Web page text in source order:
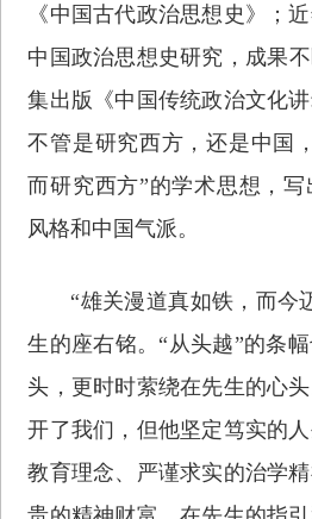
《中国古代政治思想史》；
中国政治思想史研究，成果
集出版《中国传统政治文化
不管是研究西方，还是中国
而研究西方”的学术思想，
风格和中国气派。
“雄关漫道真如铁，而今
生的座右铭。“从头越”的条
头，更时时萦绕在先生的心
开了我们，但他坚定笃实的
教育理念、严谨求实的治学